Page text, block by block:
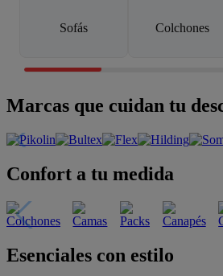
Sofás Colchones
Marcas que cuidan tu
Confort a tu medida
Esenciales con estilo